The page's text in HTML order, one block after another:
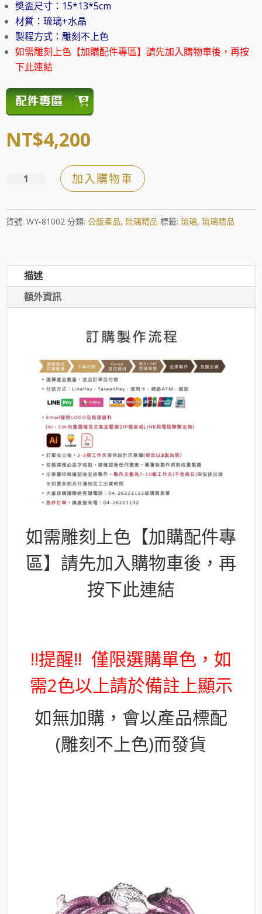
獎盃尺寸：15*13*5cm
材質：琉璃+水晶
製程方式：雕刻不上色
如需雕刻上色【加購配件專區】請先加入購物車後，再按
下此連結
NT$4,200
的
力
加入購物車
貨號: WY-81002 分類: 公版產品, 琉璃精品 標籤: 琉璃, 琉璃精品
描述
額外資訊
如需雕刻上色【加購配件專
區】請先加入購物車後，再
按下此連結
!!提醒!! 僅限選購單色，如
需2色以上請於備註上顯示
如無加購，會以產品標配
(雕刻不上色)而發貨